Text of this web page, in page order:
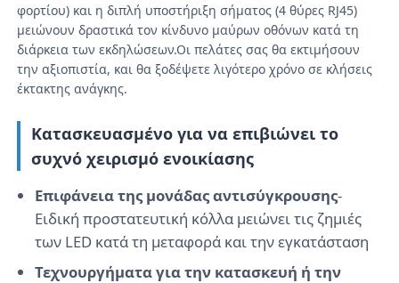
Σχετικά με εμάς
Ξενάγηση στο Εργοστάσιο
Ποιοτικός έλεγχος
Επικοινωνήστε μαζί μας
Ειδήσεις
φορτίου) και η διπλή υποστήριξη σήματος (4 θύρες RJ45)
μειώνουν δραστικά τον κίνδυνο μαύρων οθόνων κατά τη
διάρκεια των εκδηλώσεων.Οι πελάτες σας θα εκτιμήσουν
την αξιοπιστία, και θα ξοδέψετε λιγότερο χρόνο σε κλήσεις
έκτακτης ανάγκης.
Κατασκευασμένο για να επιβιώνει το
συχνό χειρισμό ενοικίασης
Επιφάνεια της μονάδας αντισύγκρουσης-
Ειδική προστατευτική κόλλα μειώνει τις ζημιές
των LED κατά τη μεταφορά και την εγκατάσταση
Τεχνουργήματα για την κατασκευή ή την